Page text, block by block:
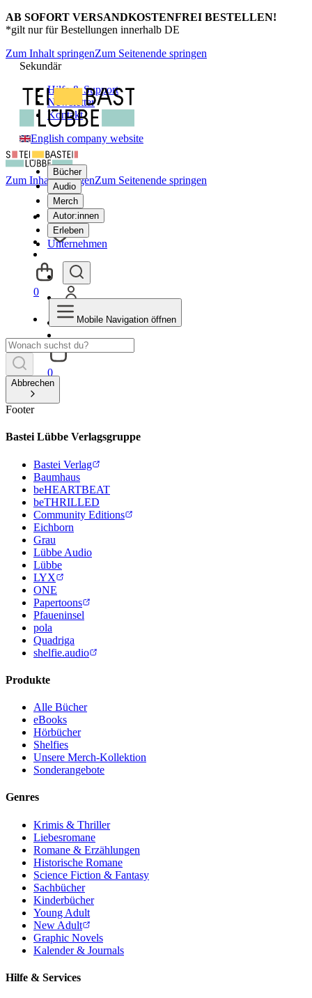
AB SOFORT VERSANDKOSTENFREI BESTELLEN!
*gilt nur für Bestellungen innerhalb DE
Zum Inhalt springenZum Seitenende springen
Sekundär
Hilfe & Support
Newsletter
Kontakt
English company website
Bücher
Audio
Merch
Autor:innen
Erleben
Unternehmen
0
Zum Inhalt springenZum Seitenende springen
0
Mobile Navigation öffnen
Abbrechen
Footer
Bastei Lübbe Verlagsgruppe
Bastei Verlag
Baumhaus
beHEARTBEAT
beTHRILLED
Community Editions
Eichborn
Grau
Lübbe Audio
Lübbe
LYX
ONE
Papertoons
Pfaueninsel
pola
Quadriga
shelfie.audio
Produkte
Alle Bücher
eBooks
Hörbücher
Shelfies
Unsere Merch-Kollektion
Sonderangebote
Genres
Krimis & Thriller
Liebesromane
Romane & Erzählungen
Historische Romane
Science Fiction & Fantasy
Sachbücher
Kinderbücher
Young Adult
New Adult
Graphic Novels
Kalender & Journals
Hilfe & Services